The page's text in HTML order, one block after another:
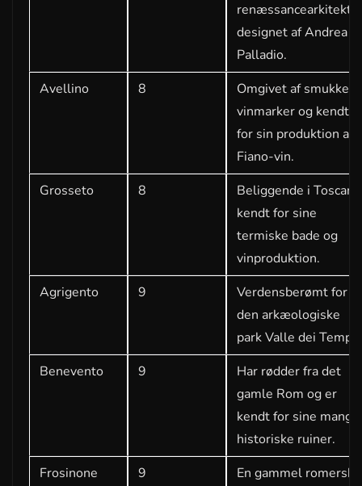
designet af Andrea
Palladio.
Avellino
8
Omgivet af smukke
vinmarker og kendt
for sin produktion af
Fiano-vin.
Grosseto
8
Beliggende i
kendt for sine
termiske bade og
vinproduktion.
Agrigento
9
Verdensberømt for
den arkæologiske
park Valle dei Templi.
Benevento
9
Har rødder fra det
gamle Rom og er
kendt for sine mange
historiske ruiner.
Frosinone
9
En gammel romersk